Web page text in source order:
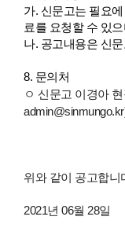
가. 신문고는 필요
료를 요청할 수 있
나. 공고내용은 신
8. 문의처
ㅇ 신문고 이경아
위와 같이 공고합니
2021년 06월 28일